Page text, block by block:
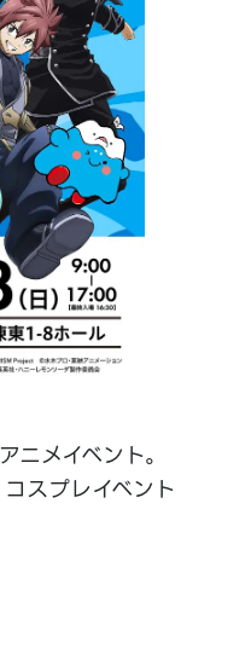
メイベント。
スプレイベント